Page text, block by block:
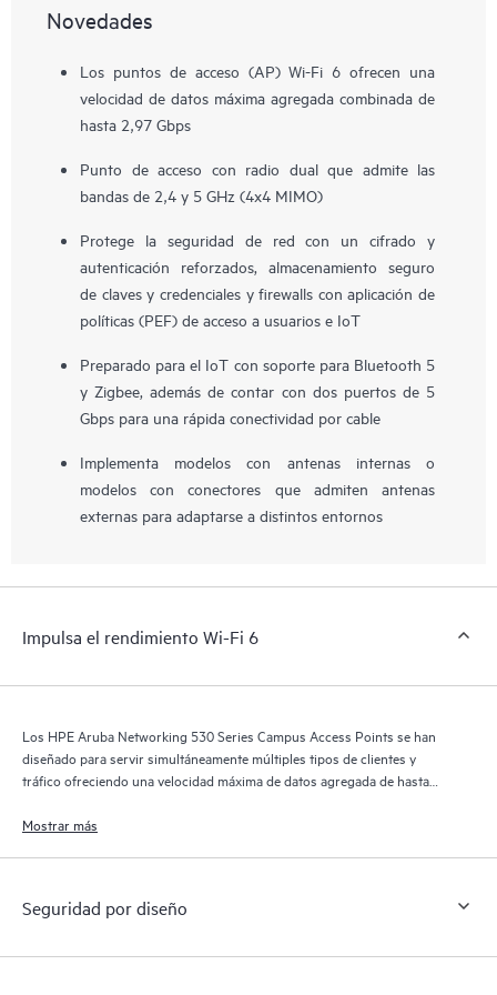
Novedades
Los puntos de acceso (AP) Wi-Fi 6 ofrecen una
velocidad de datos máxima agregada combinada de
hasta 2,97 Gbps
Punto de acceso con radio dual que admite las
bandas de 2,4 y 5 GHz (4x4 MIMO)
Protege la seguridad de red con un cifrado y
autenticación reforzados, almacenamiento seguro
de claves y credenciales y firewalls con aplicación de
políticas (PEF) de acceso a usuarios e IoT
Preparado para el IoT con soporte para Bluetooth 5
y Zigbee, además de contar con dos puertos de 5
Gbps para una rápida conectividad por cable
Implementa modelos con antenas internas o
modelos con conectores que admiten antenas
externas para adaptarse a distintos entornos
Impulsa el rendimiento Wi-Fi 6
Los HPE Aruba Networking 530 Series Campus Access Points se han
diseñado para servir simultáneamente múltiples tipos de clientes y
tráfico ofreciendo una velocidad máxima de datos agregada de hasta
Mostrar más
Seguridad por diseño